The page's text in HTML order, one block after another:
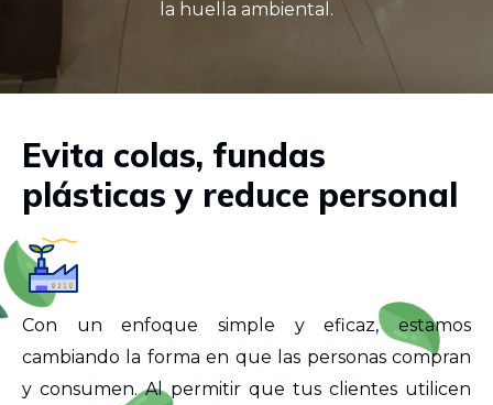
la huella ambiental.
Evita colas, fundas
plásticas y reduce personal
Con un enfoque simple y eficaz, estamos
cambiando la forma en que las personas compran
y consumen. Al permitir que tus clientes utilicen